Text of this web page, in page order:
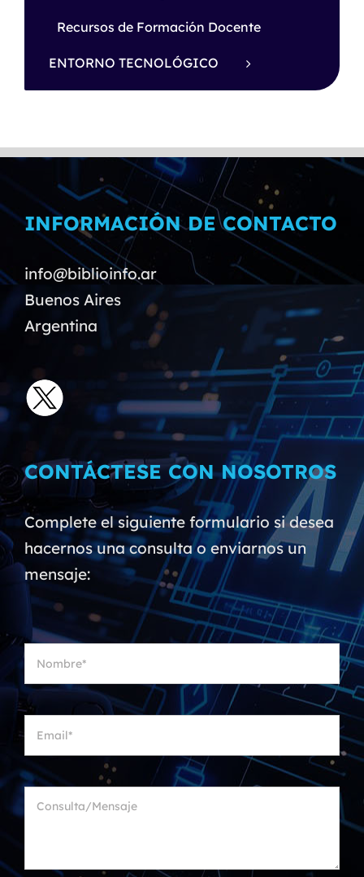
Recursos de Formación Docente
ENTORNO TECNOLÓGICO
INFORMACIÓN DE CONTACTO
info@biblioinfo.ar
Buenos Aires
Argentina
CONTÁCTESE CON NOSOTROS
Complete el siguiente formulario si desea
hacernos una consulta o enviarnos un
mensaje: